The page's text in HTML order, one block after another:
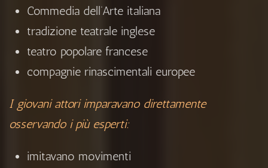
Commedia dell’Arte italiana
tradizione teatrale inglese
teatro popolare francese
compagnie rinascimentali europee
I giovani attori imparavano direttamente
osservando i più esperti:
imitavano movimenti